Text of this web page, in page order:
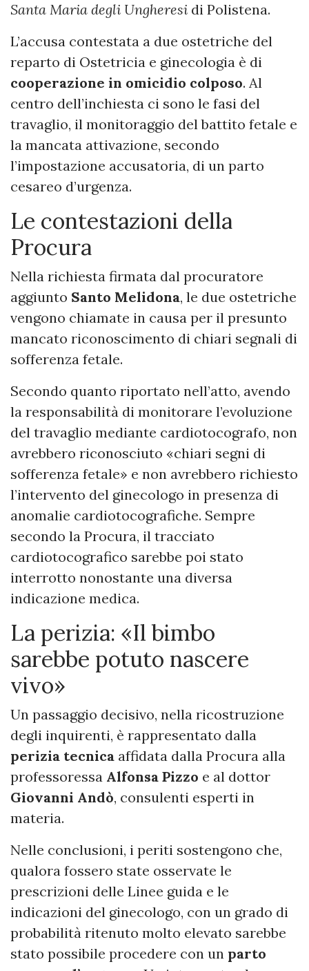
Santa Maria degli Ungheresi di Polistena.
L’accusa contestata a due ostetriche del
reparto di Ostetricia e ginecologia è di
cooperazione in omicidio colposo. Al
centro dell’inchiesta ci sono le fasi del
travaglio, il monitoraggio del battito fetale e
la mancata attivazione, secondo
l’impostazione accusatoria, di un parto
cesareo d’urgenza.
Le contestazioni della
Procura
Nella richiesta firmata dal procuratore
aggiunto Santo Melidona, le due ostetriche
vengono chiamate in causa per il presunto
mancato riconoscimento di chiari segnali di
sofferenza fetale.
Secondo quanto riportato nell’atto, avendo
la responsabilità di monitorare l’evoluzione
del travaglio mediante cardiotocografo, non
avrebbero riconosciuto «chiari segni di
sofferenza fetale» e non avrebbero richiesto
l’intervento del ginecologo in presenza di
anomalie cardiotocografiche. Sempre
secondo la Procura, il tracciato
cardiotocografico sarebbe poi stato
interrotto nonostante una diversa
indicazione medica.
La perizia: «Il bimbo
sarebbe potuto nascere
vivo»
Un passaggio decisivo, nella ricostruzione
degli inquirenti, è rappresentato dalla
perizia tecnica affidata dalla Procura alla
professoressa Alfonsa Pizzo e al dottor
Giovanni Andò, consulenti esperti in
materia.
Nelle conclusioni, i periti sostengono che,
qualora fossero state osservate le
prescrizioni delle Linee guida e le
indicazioni del ginecologo, con un grado di
probabilità ritenuto molto elevato sarebbe
stato possibile procedere con un parto